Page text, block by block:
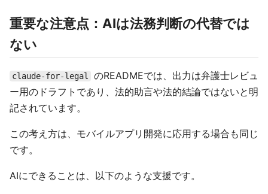
重要な注意点：AIは法務判断の代替では
ない
claude-for-legal
のREADMEでは、出力は弁護士レビュ
ー用のドラフトであり、法的助言や法的結論ではないと明
記されています。
この考え方は、モバイルアプリ開発に応用する場合も同じ
です。
AIにできることは、以下のような支援です。